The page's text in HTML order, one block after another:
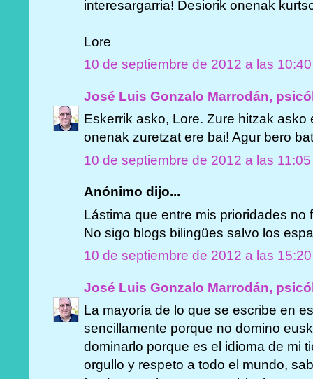
interesargarria! Desiorik onenak
Lore
10 de septiembre de 2012 a las 10:40
José Luis Gonzalo Marrodán,
Eskerrik asko, Lore. Zure hitzak
onenak zuretzat ere bai! Agur bero
10 de septiembre de 2012 a las 11:05
Anónimo dijo...
Lástima que entre mis prioridades
No sigo blogs bilingües salvo los
10 de septiembre de 2012 a las 15:20
José Luis Gonzalo Marrodán,
La mayoría de lo que se escribe en
sencillamente porque no domino
dominarlo porque es el idioma de mi
orgullo y respeto a todo el mundo,